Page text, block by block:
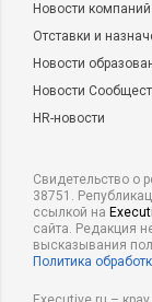
Новости компаний
Отставки и
Новости
Новости
HR-новости
Свидетельство о
38751.
ссылкой на
сайта. Редакция
высказывания
Политика